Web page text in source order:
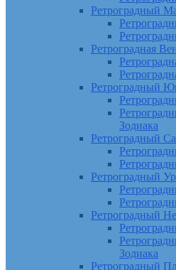
Ретроградный
Ретроградная
Ретроградный
Зодиака
Ретроградный
Ретроградный
Ретроградный
Зодиака
Ретроградный